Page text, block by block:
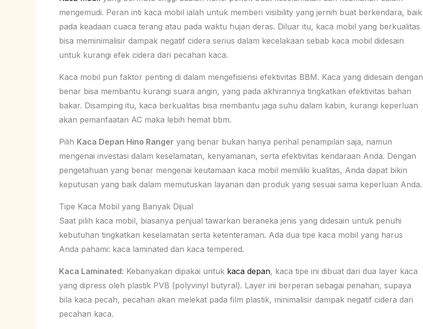
mengemudi. Peran inti kaca mobil ialah untuk memberi visibility yang jernih buat berkendara, baik
pada keadaan cuaca terang atau pada waktu hujan deras. Diluar itu, kaca mobil yang berkualitas
bisa meminimalisir dampak negatif cidera serius dalam kecelakaan sebab kaca mobil didesain
untuk kurangi efek cidera dari pecahan kaca.
Kaca mobil pun faktor penting di dalam mengefisiensi efektivitas BBM. Kaca yang didesain dengan
benar bisa membantu kurangi suara angin, yang pada akhirannya tingkatkan efektivitas bahan
bakar. Disamping itu, kaca berkualitas bisa membantu jaga suhu dalam kabin, kurangi keperluan
akan pemanfaatan AC maka lebih hemat bbm.
Pilih Kaca Depan Hino Ranger yang benar bukan hanya perihal penampilan saja, namun
mengenai investasi dalam keselamatan, kenyamanan, serta efektivitas kendaraan Anda. Dengan
pengetahuan yang benar mengenai keutamaan kaca mobil memiliki kualitas, Anda dapat bikin
keputusan yang baik dalam memutuskan layanan dan produk yang sesuai sama keperluan Anda.
Tipe Kaca Mobil yang Banyak Dijual
Saat pilih kaca mobil, biasanya penjual tawarkan beraneka jenis yang didesain untuk penuhi
kebutuhan tingkatkan keselamatan serta ketenteraman. Ada dua tipe kaca mobil yang harus
Anda pahami: kaca laminated dan kaca tempered.
Kaca Laminated: Kebanyakan dipakai untuk kaca depan, kaca tipe ini dibuat dari dua layer kaca
yang dipress oleh plastik PVB (polyvinyl butyral). Layer ini berperan sebagai penahan, supaya
bila kaca pecah, pecahan akan melekat pada film plastik, minimalisir dampak negatif cidera dari
pecahan kaca.